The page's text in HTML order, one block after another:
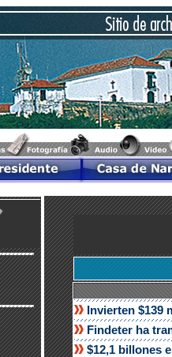
Invierten $139
Findeter ha
$12,1 billones